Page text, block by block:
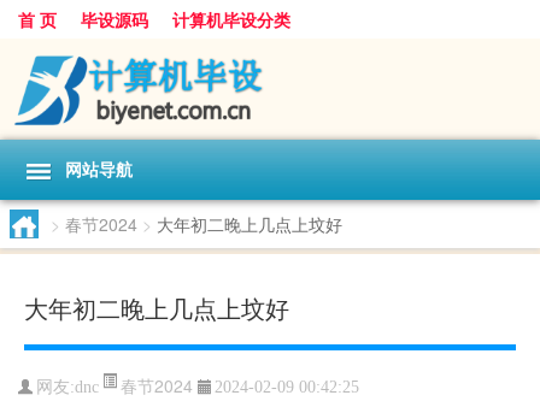
首 页 毕设源码 计算机毕设分类
网站导航
> 春节2024 > 大年初二晚上几点上坟好
大年初二晚上几点上坟好
网友:dnc 春节2024 2024-02-09 00:42:25